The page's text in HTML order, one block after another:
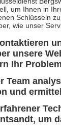
um Ihnen in
Schlüsseln
wie unser
unsere
Ihr
Team
und
um